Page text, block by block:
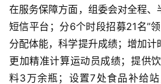
在服务保障方面，组委会对全程、
短信平台；分6个时段招募21名”
分配体能，科学提升成绩；增加计
更加精准计算运动员成绩；提供
料3万余瓶；设置7处食品补给